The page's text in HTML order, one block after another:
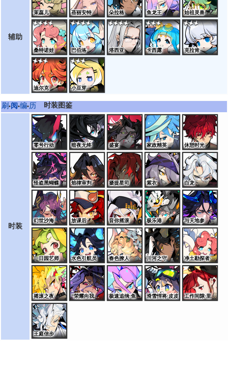
辅助
茉蕊儿 蓓丽安特 朵拉格 鱼龙王 始祖灵兽
桑特诺娃 巴伯洛 塔西亚 卡西露 克拉肯
迪尔克 小豆芽
刷•阅•编•历 时装图鉴
时装
零号行动 暗夜无终 盛宴 家政精英 休憩时光
怪盗黑蝴蝶 焰律审判 摄提星司 紫衣 白龙
幻世沙海 放课后 音你摇滚 极乐港 与天地参
一日园艺师 水色引航员 春色撩人 川河之守 净土勘探者·桑特诺娃
摇滚之夜 “荣耀向我俯首”·艾夏拉 极速追缉·鱼龙王 滑雪悍将·皮皮 工作间隙·里奥斯
王庭信步